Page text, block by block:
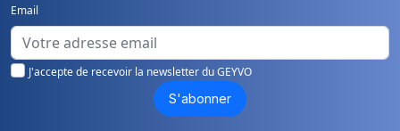
Email
J'accepte de recevoir la newsletter du GEYVO
S'abonner